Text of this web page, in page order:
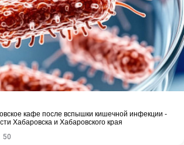
кафе после вспышки кишечной инфекции -
Хабаровска и Хабаровского края
50